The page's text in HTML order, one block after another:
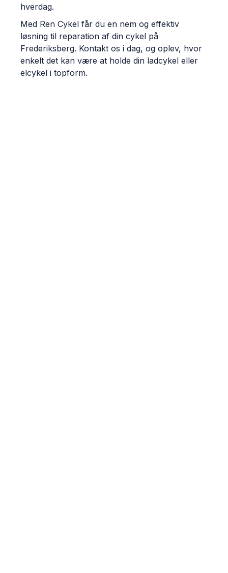
hverdag.
Med Ren Cykel får du en nem og effektiv
løsning til reparation af din cykel på
Frederiksberg. Kontakt os i dag, og oplev, hvor
enkelt det kan være at holde din ladcykel eller
elcykel i topform.